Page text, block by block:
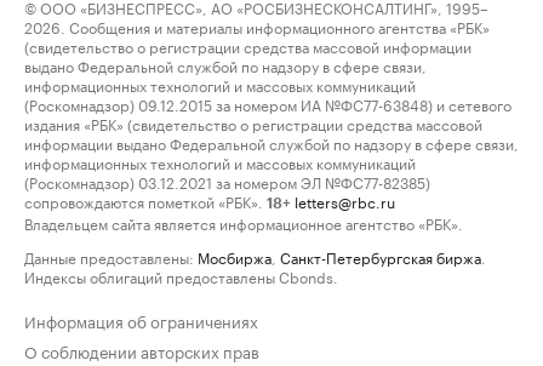
© ООО «БИЗНЕСПРЕСС», АО «РОСБИЗНЕСКОНСАЛТИНГ», 1995–
2026. Сообщения и материалы информационного агентства «РБК»
(свидетельство о регистрации средства массовой информации
выдано Федеральной службой по надзору в сфере связи,
информационных технологий и массовых коммуникаций
(Роскомнадзор) 09.12.2015 за номером ИА №ФС77-63848) и сетевого
издания «РБК» (свидетельство о регистрации средства массовой
информации выдано Федеральной службой по надзору в сфере связи,
информационных технологий и массовых коммуникаций
(Роскомнадзор) 03.12.2021 за номером ЭЛ №ФС77-82385)
сопровождаются пометкой «РБК».
18+ letters@rbc.ru
Владельцем сайта является информационное агентство «РБК».
Данные предоставлены: Мосбиржа Санкт-Петербургская биржа
Индексы облигаций предоставлены Cbonds.
Информация об ограничениях
О соблюдении авторских прав